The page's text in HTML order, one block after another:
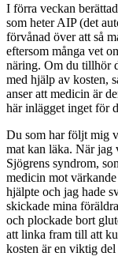
I förra veckan
som heter AIP (det
förvånad över att så
eftersom många vet
näring. Om du tillhör
med hjälp av kosten,
anser att medicin är
här inlägget inget för
Du som har följt mig
mat kan läka. När jag
Sjögrens syndrom,
medicin mot
hjälpte och jag hade
skickade mina
och plockade bort
att linka fram till att
kosten är en viktig